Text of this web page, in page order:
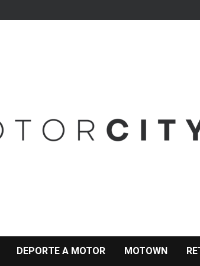
DEPORTE A MOTOR MOTOWN